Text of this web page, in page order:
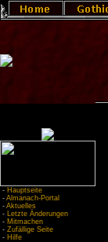
- Hauptseite
- Almanach-Portal
- Aktuelles
- Letzte Änderungen
- Mitmachen
- Zufällige Seite
- Hilfe